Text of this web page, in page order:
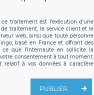
traitement est l’exécution d’une
de traitement, le service client et le
web, ainsi que toute personne
basé en France et offrant des
ce que l’Internaute en sollicite la
consentement à tout moment.
relatif à vos données à caractère
du délégué à la protection des
à l’adresse mail suivante :
Sédar Senghor, joignable à
réclamation auprès d’une autorité
PUBLIER